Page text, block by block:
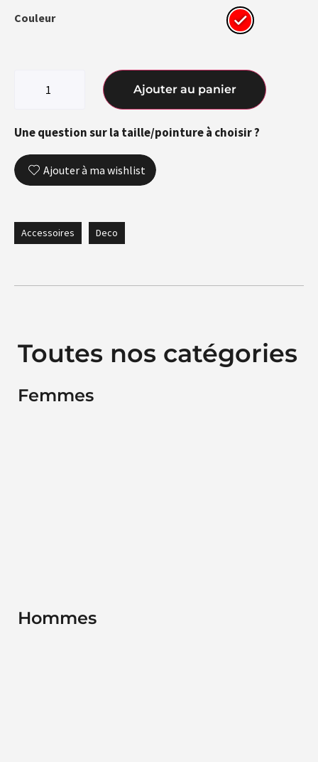
Couleur
Ajouter au panier
Une question sur la taille/pointure à choisir ?
Ajouter à ma wishlist
Accessoires Deco
Toutes nos catégories
Femmes
Hommes